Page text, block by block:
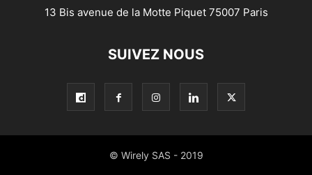
13 Bis avenue de la Motte Piquet 75007 Paris
SUIVEZ NOUS
© Wirely SAS - 2019